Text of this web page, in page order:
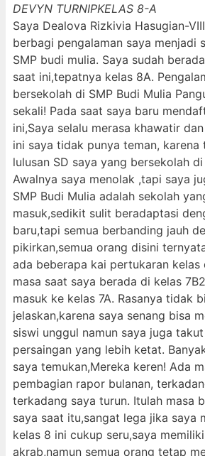
DEVYN TURNIPKELAS 8-A
Saya Dealova Rizkivia Hasugian-
berbagi pengalaman saya menjadi
SMP budi mulia. Saya sudah
saat ini,tepatnya kelas 8A.
bersekolah di SMP Budi Mulia
sekali! Pada saat saya baru
ini,Saya selalu merasa khawatir
ini saya tidak punya teman, karena
lulusan SD saya yang bersekolah
Awalnya saya menolak ,tapi saya
SMP Budi Mulia adalah sekolah
masuk,sedikit sulit beradaptasi
baru,tapi semua berbanding jauh
pikirkan,semua orang disini
ada beberapa kai pertukaran kelas
masa saat saya berada di kelas
masuk ke kelas 7A. Rasanya tidak
jelaskan,karena saya senang bisa
siswi unggul namun saya juga
persaingan yang lebih ketat.
saya temukan,Mereka keren! Ada
pembagian rapor bulanan,
terkadang saya turun. Itulah masa
saya saat itu,sangat lega jika saya
kelas 8 ini cukup seru,saya
akrab,namun semua orang tetap